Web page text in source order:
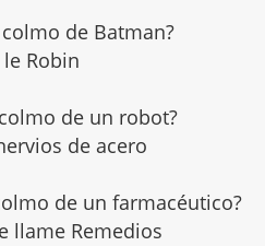
de Batman?
Robin
de un robot?
de acero
de un farmacéutico?
llame Remedios